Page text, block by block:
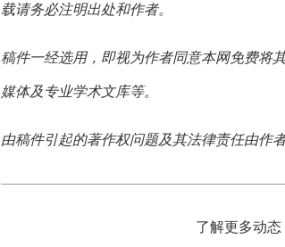
载请务必注明出处和作者。
稿件一经选用，即视为作者同意本网免费将
媒体及专业学术文库等。
由稿件引起的著作权问题及其法律责任由作者
了解更多动态